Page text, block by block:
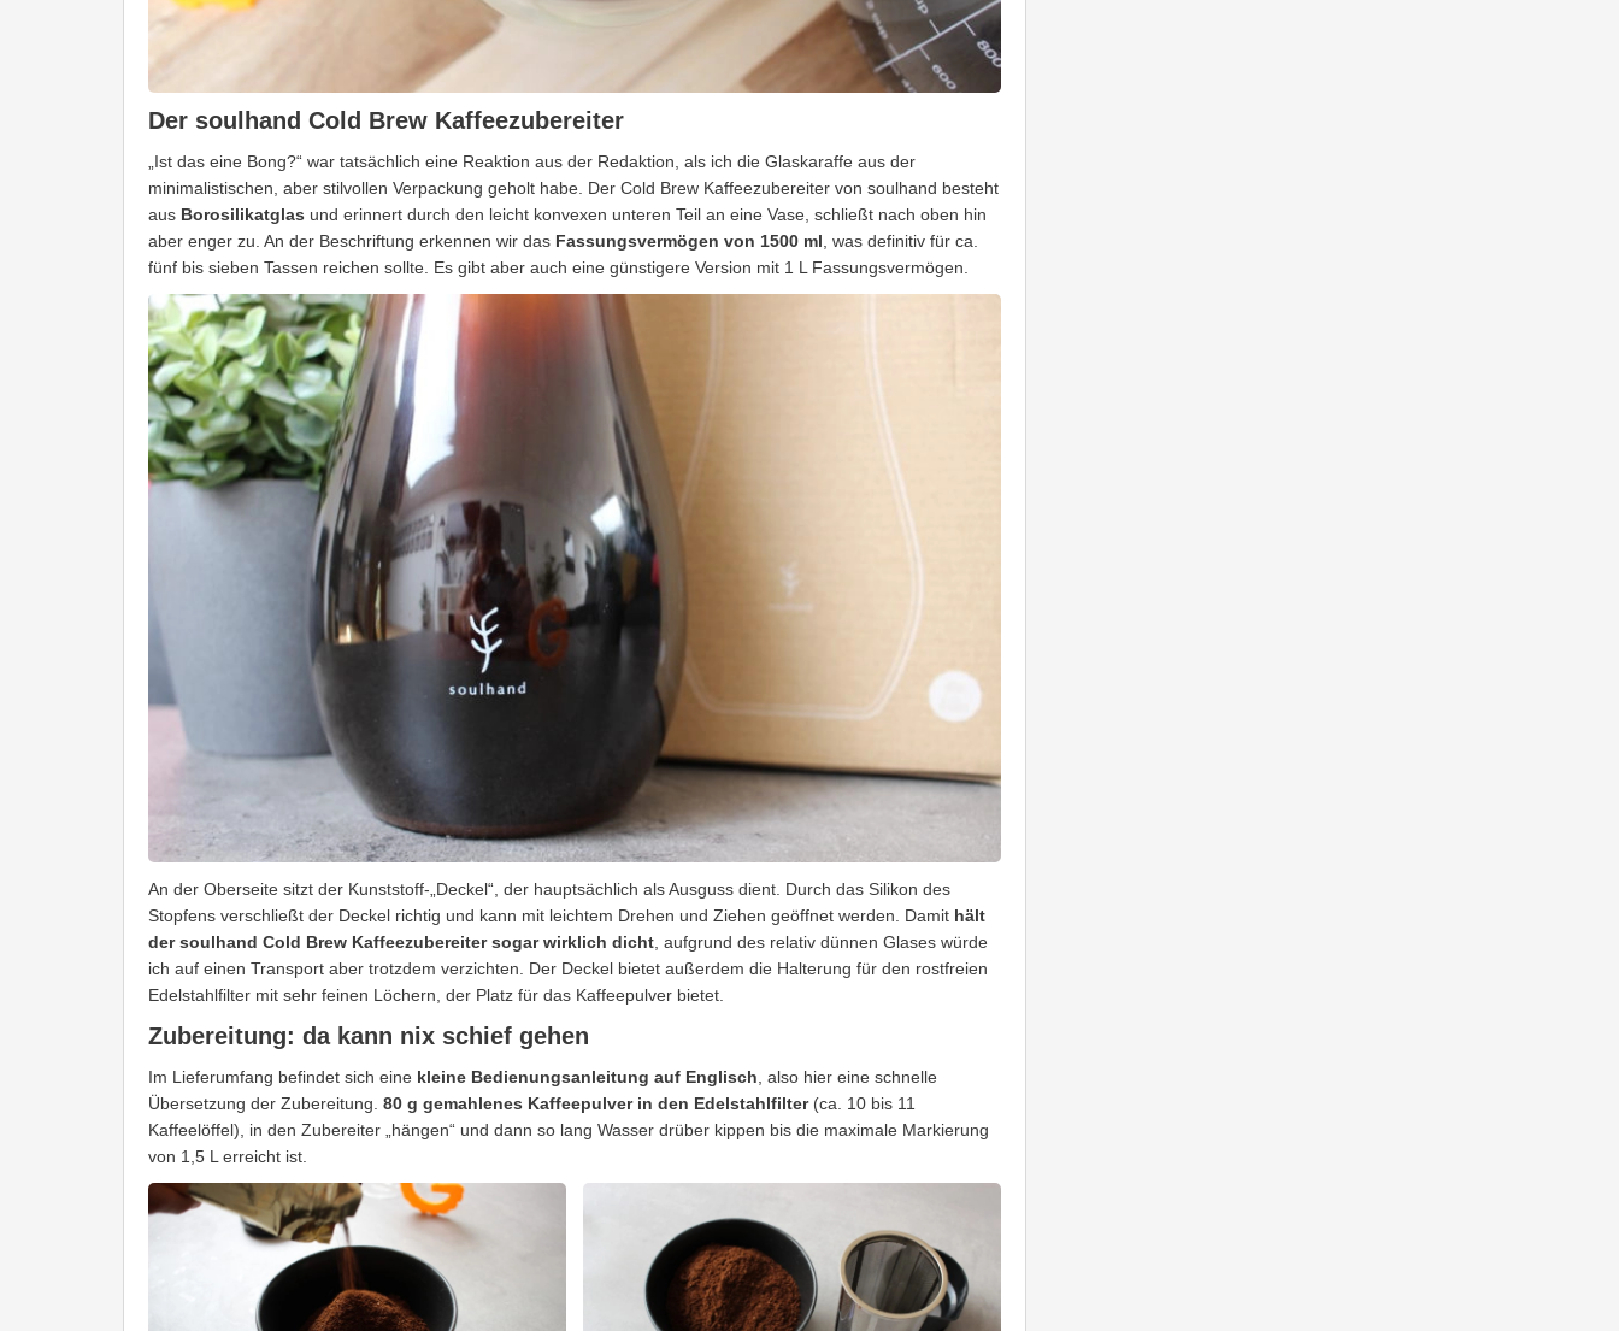
Der soulhand Cold Brew Kaffeezubereiter
„Ist das eine Bong?“ war tatsächlich eine Reaktion aus der Redaktion, als ich die Glaskaraffe aus der
minimalistischen, aber stilvollen Verpackung geholt habe. Der Cold Brew Kaffeezubereiter von soulhand besteht
aus Borosilikatglas und erinnert durch den leicht konvexen unteren Teil an eine Vase, schließt nach oben hin
aber enger zu. An der Beschriftung erkennen wir das Fassungsvermögen von 1500 ml , was definitiv für ca.
fünf bis sieben Tassen reichen sollte. Es gibt aber auch eine günstigere Version mit 1 L Fassungsvermögen.
An der Oberseite sitzt der Kunststoff-„Deckel“, der hauptsächlich als Ausguss dient. Durch das Silikon des
Stopfens verschließt der Deckel richtig und kann mit leichtem Drehen und Ziehen geöffnet werden. Damit hält
der soulhand Cold Brew Kaffeezubereiter sogar wirklich dicht , aufgrund des relativ dünnen Glases würde
ich auf einen Transport aber trotzdem verzichten. Der Deckel bietet außerdem die Halterung für den rostfreien
Edelstahlfilter mit sehr feinen Löchern, der Platz für das Kaffeepulver bietet.
Zubereitung: da kann nix schief gehen
Im Lieferumfang befindet sich eine kleine Bedienungsanleitung auf Englisch , also hier eine schnelle
Übersetzung der Zubereitung. 80 g gemahlenes Kaffeepulver in den Edelstahlfilter (ca. 10 bis 11
Kaffeelöffel), in den Zubereiter „hängen“ und dann so lang Wasser drüber kippen bis die maximale Markierung
von 1,5 L erreicht ist.